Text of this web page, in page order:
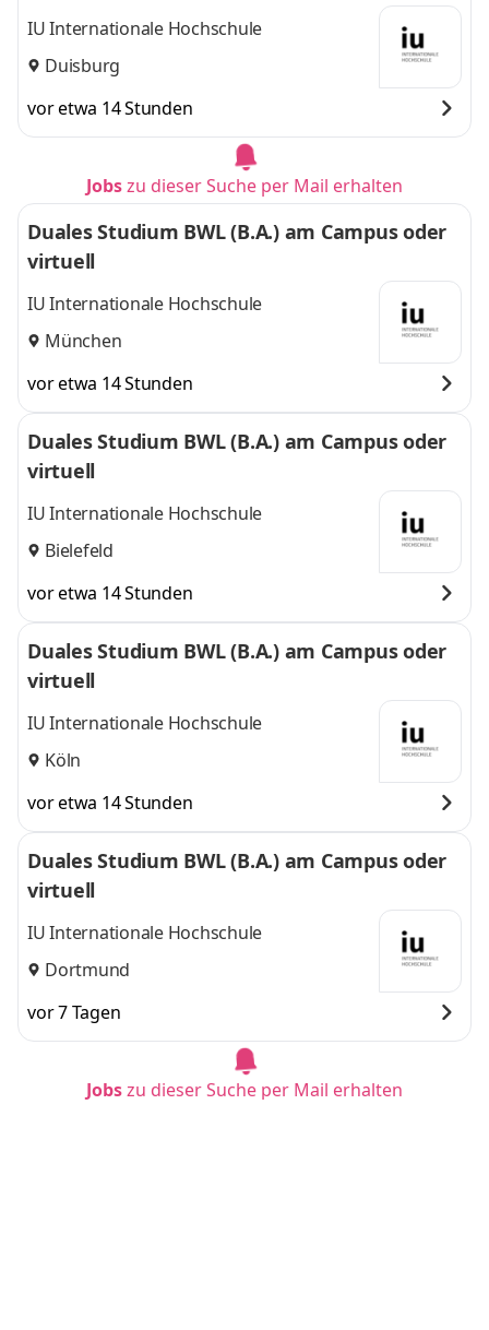
IU Internationale Hochschule
Duisburg
vor etwa 14 Stunden
Jobszu dieser Suche per Mail erhalten
Duales Studium BWL (B.A.) am Campus oder
virtuell
IU Internationale Hochschule
München
vor etwa 14 Stunden
Duales Studium BWL (B.A.) am Campus oder
virtuell
IU Internationale Hochschule
Bielefeld
vor etwa 14 Stunden
Duales Studium BWL (B.A.) am Campus oder
virtuell
IU Internationale Hochschule
Köln
vor etwa 14 Stunden
Duales Studium BWL (B.A.) am Campus oder
virtuell
IU Internationale Hochschule
Dortmund
vor 7 Tagen
Jobszu dieser Suche per Mail erhalten